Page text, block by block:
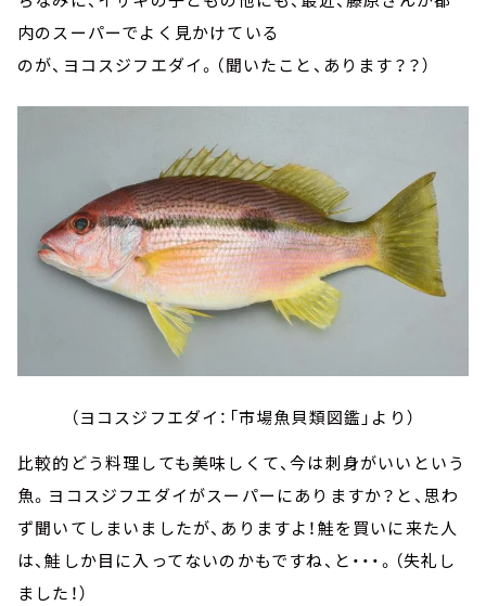
内のスーパーでよく見かけている
のが、ヨコスジフエダイ。（聞いたこと、あります？？）
（ヨコスジフエダイ：「市場魚貝類図鑑」より）
比較的どう料理しても美味しくて、今は刺身がいいという
魚。ヨコスジフエダイがスーパーにありますか？と、思わ
ず聞いてしまいましたが、ありますよ！鮭を買いに来た人
は、鮭しか目に入ってないのかもですね、と・・・。（失礼し
ました！）